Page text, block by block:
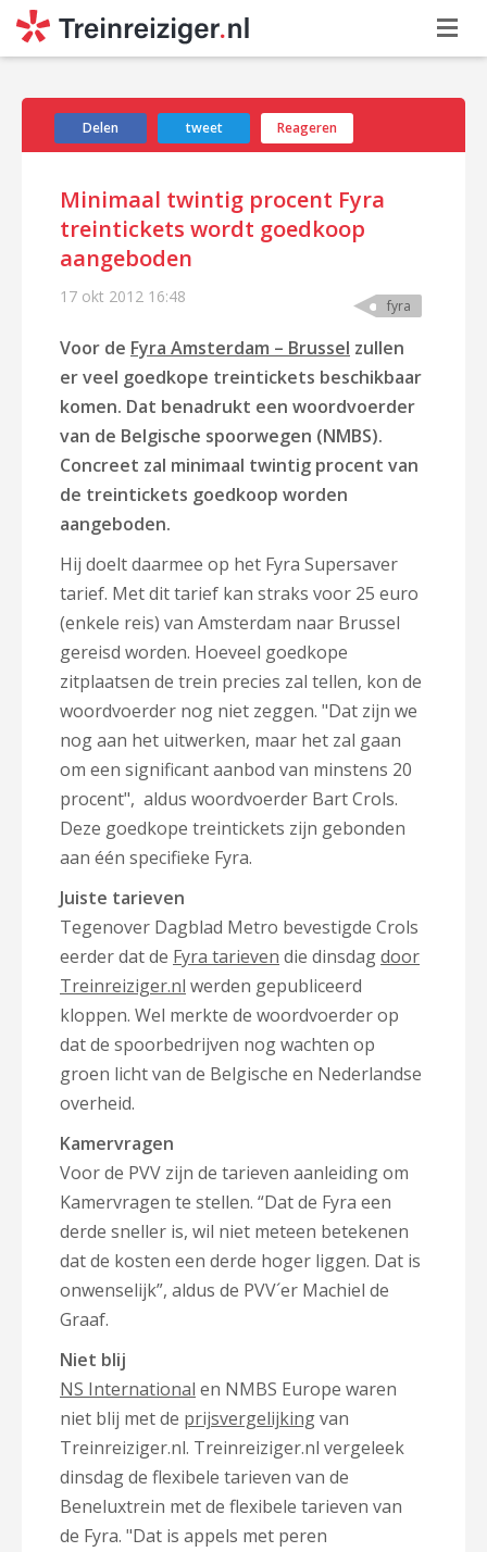
Delen tweet Reageren
Minimaal twintig procent Fyra
treintickets wordt goedkoop
aangeboden
17 okt 2012 16:48 fyra
Voor de Fyra Amsterdam – Brussel zullen
er veel goedkope treintickets beschikbaar
komen. Dat benadrukt een woordvoerder
van de Belgische spoorwegen (NMBS).
Concreet zal minimaal twintig procent van
de treintickets goedkoop worden
aangeboden.
Hij doelt daarmee op het Fyra Supersaver
tarief. Met dit tarief kan straks voor 25 euro
(enkele reis) van Amsterdam naar Brussel
gereisd worden. Hoeveel goedkope
zitplaatsen de trein precies zal tellen, kon de
woordvoerder nog niet zeggen. "Dat zijn we
nog aan het uitwerken, maar het zal gaan
om een significant aanbod van minstens 20
procent", aldus woordvoerder Bart Crols.
Deze goedkope treintickets zijn gebonden
aan één specifieke Fyra.
Juiste tarieven
Tegenover Dagblad Metro bevestigde Crols
eerder dat de Fyra tarieven die dinsdagdoor
Treinreiziger.nl werden gepubliceerd
kloppen. Wel merkte de woordvoerder op
dat de spoorbedrijven nog wachten op
groen licht van de Belgische en Nederlandse
overheid.
Kamervragen
Voor de PVV zijn de tarieven aanleiding om
Kamervragen te stellen. “Dat de Fyra een
derde sneller is, wil niet meteen betekenen
dat de kosten een derde hoger liggen. Dat is
onwenselijk”, aldus de PVV´er Machiel de
Graaf.
Niet blij
NS International en NMBS Europe waren
niet blij met de prijsvergelijkingvan
Treinreiziger.nl. Treinreiziger.nl vergeleek
dinsdag de flexibele tarieven van de
Beneluxtrein met de flexibele tarieven van
de Fyra. "Dat is appels met peren